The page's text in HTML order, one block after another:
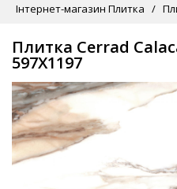
Інтернет-магазин Плитка
Плитка Cerrad
597Х1197